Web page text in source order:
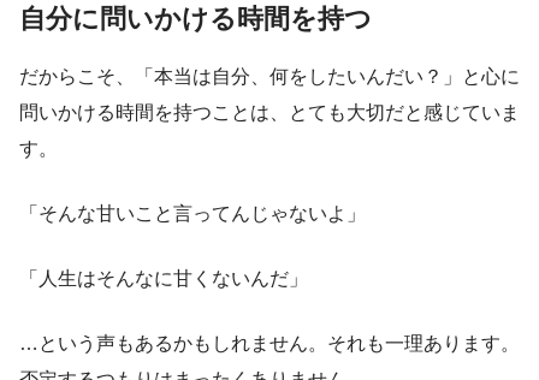
自分に問いかける時間を持つ
だからこそ、「本当は自分、何をしたいんだい？」と心に
問いかける時間を持つことは、とても大切だと感じていま
す。
「そんな甘いこと言ってんじゃないよ」
「人生はそんなに甘くないんだ」
…という声もあるかもしれません。それも一理あります。